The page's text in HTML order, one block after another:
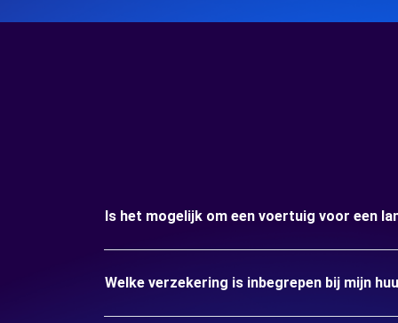
Is het mogelijk om een voertuig voor een
Welke verzekering is inbegrepen bij mijn